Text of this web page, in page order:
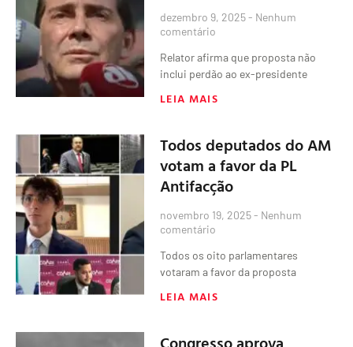
dezembro 9, 2025 Nenhum
comentário
Relator afirma que proposta não
inclui perdão ao ex-presidente
LEIA MAIS
Todos deputados do AM
votam a favor da PL
Antifacção
novembro 19, 2025 Nenhum
comentário
Todos os oito parlamentares
votaram a favor da proposta
LEIA MAIS
Congresso aprova